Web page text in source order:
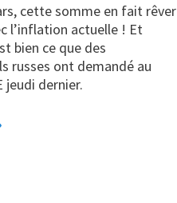
cette somme en fait rêver
l’inflation actuelle ! Et
bien ce que des
russes ont demandé au
jeudi dernier.